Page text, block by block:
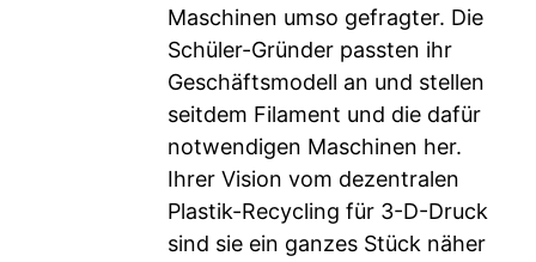
Maschinen umso gefragter. Die
Schüler-Gründer passten ihr
Geschäftsmodell an und stellen
seitdem Filament und die dafür
notwendigen Maschinen her.
Ihrer Vision vom dezentralen
Plastik-Recycling für 3-D-Druck
sind sie ein ganzes Stück näher